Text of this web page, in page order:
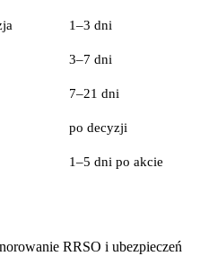
1–3 dni
3–7 dni
7–21 dni
po decyzji
1–5 dni po akcie
RRSO i ubezpieczeń